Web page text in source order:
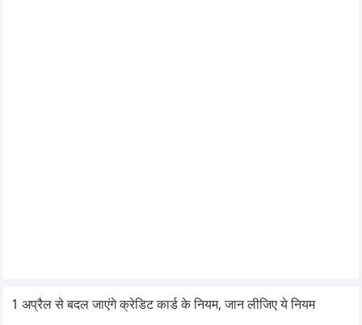
1 अप्रैल से बदल जाएंगे क्रेडिट कार्ड के नियम, जान लीजिए ये नियम